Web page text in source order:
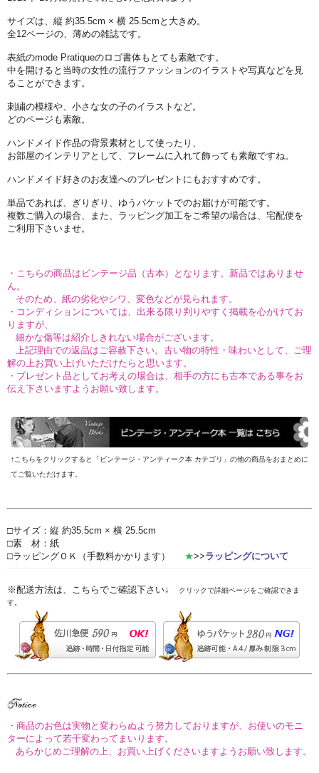
サイズは、縦 約35.5cm × 横 25.5cmと大きめ。
全12ページの、薄めの雑誌です。
表紙のmode Pratiqueのロゴ書体もとても素敵です。
中を開けると当時の女性の流行ファッションのイラストや写真などを見
ることができます。
刺繍の模様や、小さな女の子のイラストなど。
どのページも素敵。
ハンドメイド作品の背景素材として使ったり、
お部屋のインテリアとして、フレームに入れて飾っても素敵ですね。
ハンドメイド好きのお友達へのプレゼントにもおすすめです。
単品であれば、ぎりぎり、ゆうパケットでのお届けが可能です。
複数ご購入の場合、また、ラッピング加工をご希望の場合は、宅配便を
ご利用下さいませ。
・こちらの商品はビンテージ品（古本）となります。新品ではありませ
ん。
そのため、紙の劣化やシワ、変色などが見られます。
・コンディションについては、出来る限り判りやすく掲載を心がけてお
りますが、
細かな傷等は紹介しきれない場合がございます。
上記理由での返品はご容赦下さい。古い物の特性・味わいとして、ご理
解の上お買い上げいただけたらと思います。
・プレゼント品としてお考えの場合は、相手の方にも古本である事をお
伝え下さいますようお願い致します。
↑こちらをクリックすると「ビンテージ・アンティーク本 カテゴリ」の他の商品をおまとめに
てご覧いただけます。
□サイズ：縦 約35.5cm × 横 25.5cm
□素 材：紙
□ラッピングＯＫ（手数料かかります） ★>>ラッピングについて
※配送方法は、こちらでご確認下さい↓
クリックで詳細ページをご確認できま
す。
・商品のお色は実物と変わらぬよう努力しておりますが、お使いのモニ
ターによって若干変わってまいります。
あらかじめご理解の上、お買い上げくださいますようお願い致します。